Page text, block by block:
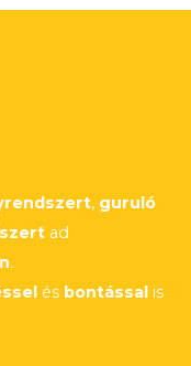
, guruló
ad
.
és bontással is